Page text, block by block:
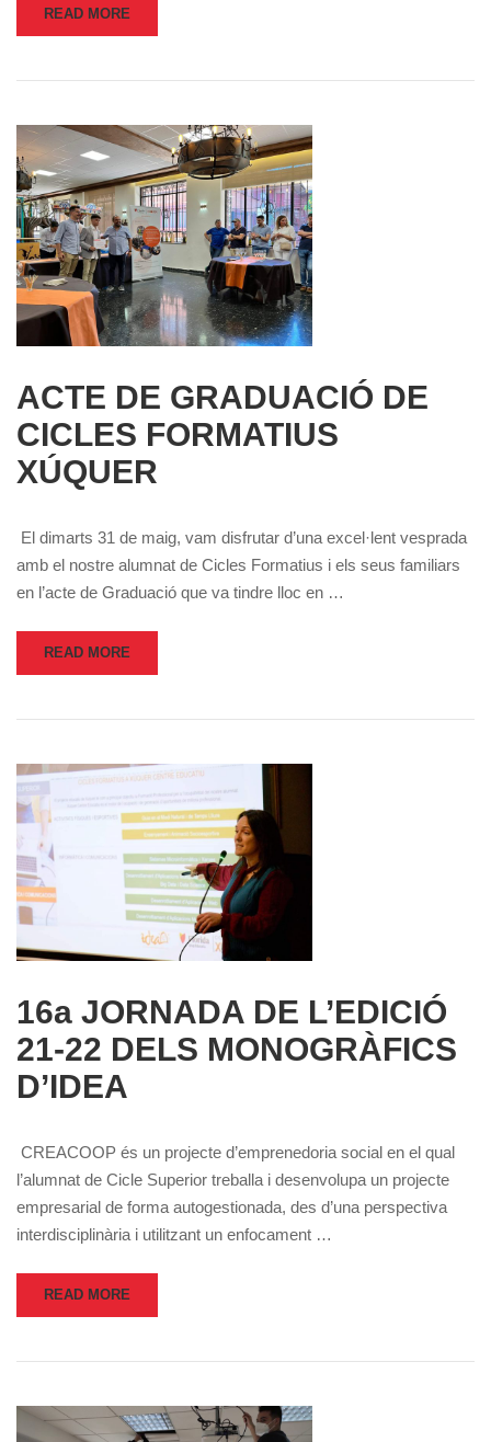
READ MORE
ACTE DE GRADUACIÓ DE
CICLES FORMATIUS
XÚQUER
El dimarts 31 de maig, vam disfrutar d’una excel·lent vesprada
amb el nostre alumnat de Cicles Formatius i els seus familiars
en l’acte de Graduació que va tindre lloc en …
READ MORE
16a JORNADA DE L’EDICIÓ
21-22 DELS MONOGRÀFICS
D’IDEA
CREACOOP és un projecte d’emprenedoria social en el qual
l’alumnat de Cicle Superior treballa i desenvolupa un projecte
empresarial de forma autogestionada, des d’una perspectiva
interdisciplinària i utilitzant un enfocament …
READ MORE